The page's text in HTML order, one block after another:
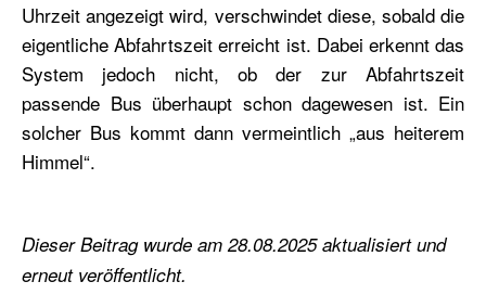
Uhrzeit angezeigt wird, verschwindet diese, sobald die
eigentliche Abfahrtszeit erreicht ist. Dabei erkennt das
System jedoch nicht, ob der zur Abfahrtszeit
passende Bus überhaupt schon dagewesen ist. Ein
solcher Bus kommt dann vermeintlich „aus heiterem
Himmel“.
Dieser Beitrag wurde am 28.08.2025 aktualisiert und
erneut veröffentlicht.